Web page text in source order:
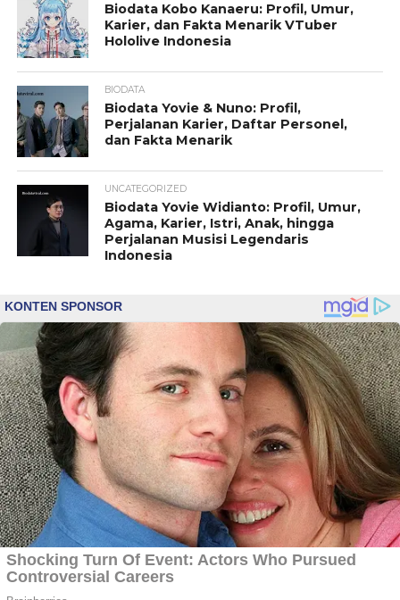
Biodata Kobo Kanaeru: Profil, Umur,
Karier, dan Fakta Menarik VTuber
Hololive Indonesia
BIODATA
Biodata Yovie & Nuno: Profil,
Perjalanan Karier, Daftar Personel,
dan Fakta Menarik
UNCATEGORIZED
Biodata Yovie Widianto: Profil, Umur,
Agama, Karier, Istri, Anak, hingga
Perjalanan Musisi Legendaris
Indonesia